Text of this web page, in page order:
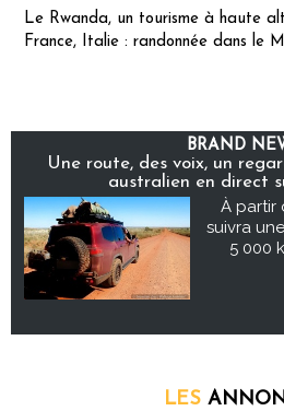
Le Rwanda, un tourisme à haute
France, Italie : randonnée dans le
BRAND
Une route, des voix, un
australien en direct
À partir
suivra
5 000
LES